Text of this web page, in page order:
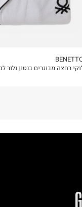
רחצה מבוגרים בנטון ולור